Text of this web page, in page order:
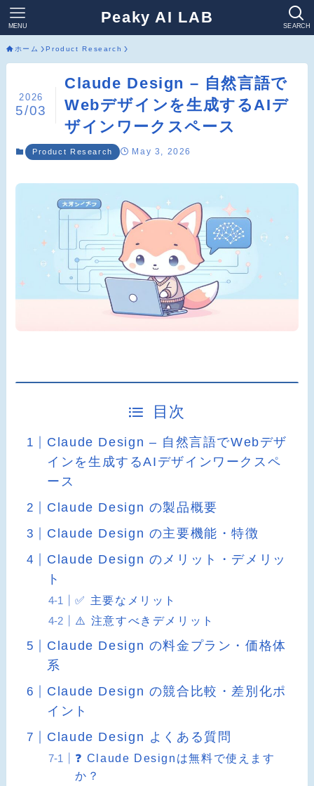
Peaky AI LAB SEARCH
MENU
ホーム Product Research
Claude Design – 自然言語で
Webデザインを生成するAIデ
ザインワークスペース
2026
5/03
Product Research May 3, 2026
目次
Claude Design – 自然言語でWebデザ
インを生成するAIデザインワークスペ
ース
Claude Design の製品概要
Claude Design の主要機能・特徴
Claude Design のメリット・デメリッ
ト
✅ 主要なメリット
⚠️ 注意すべきデメリット
Claude Design の料金プラン・価格体
系
Claude Design の競合比較・差別化ポ
イント
Claude Design よくある質問
❓ Claude Designは無料で使えます
か？